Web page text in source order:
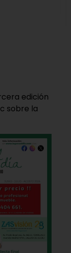
edición
sobre la